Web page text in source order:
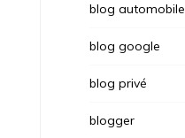
blog automobile
blog google
blog privé
blogger